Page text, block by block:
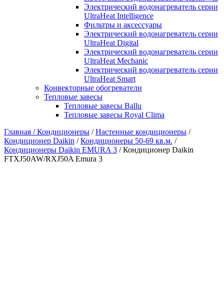
Электрический водонагреватель серии
UltraHeat Intelligence
Фильтры и аксессуары
Электрический водонагреватель серии
UltraHeat Digital
Электрический водонагреватель серии
UltraHeat Mechanic
Электрический водонагреватель серии
UltraHeat Smart
Конвекторные обогреватели
Тепловые завесы
Тепловые завесы Ballu
Тепловые завесы Royal Clima
Главная /Кондиционеры /Настенные кондиционеры /
Кондиционер Daikin /Кондиционеры 50-69 кв.м. /
Кондиционеры Daikin EMURA 3 / Кондиционер Daikin
FTXJ50AW/RXJ50A Emura 3